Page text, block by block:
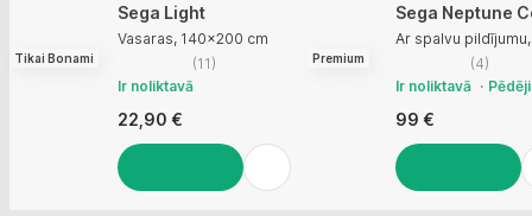
Tikai Bonami
Sega Light
Vasaras, 140x200 cm
(11 )
Ir noliktavā
22,90 €
Premium
Sega Neptune
Ar spalvu
(4)
Ir noliktavā
99 €